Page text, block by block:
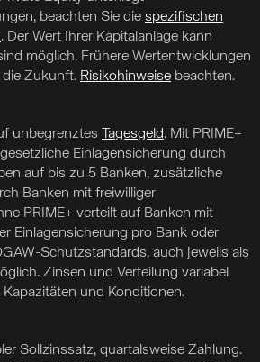
beachten Sie die spezifischen
. Der Wert Ihrer Kapitalanlage kann
möglich. Frühere Wertentwicklungen
Zukunft. Risikohinweise beachten.
unbegrenztes
Tagesgeld. Mit PRIME+
Einlagensicherung durch
auf bis zu 5 Banken, zusätzliche
Banken mit freiwilliger
PRIME+ verteilt auf Banken mit
Einlagensicherung pro Bank oder
Schutzstandards, auch jeweils als
Zinsen und Verteilung variabel
und Konditionen.
Sollzinssatz, quartalsweise Zahlung.